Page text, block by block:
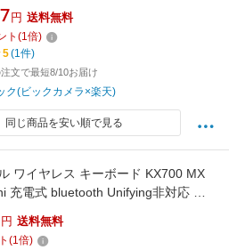
Windows11対応) ブラック
円 送料無料
ト (1倍)
5(1件)
文で最短8/10お届け
ク(ビックカメラ×楽天)
同じ商品を安い順で見る
ワイヤレス キーボード KX700 MX
充電式 bluetooth Unifying非対応 無
レス KX700GR KX700PG
国内正規品 2年間無償保証
円 送料無料
(1倍)